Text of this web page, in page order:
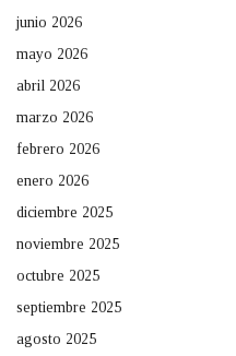
junio 2026
mayo 2026
abril 2026
marzo 2026
febrero 2026
enero 2026
diciembre 2025
noviembre 2025
octubre 2025
septiembre 2025
agosto 2025